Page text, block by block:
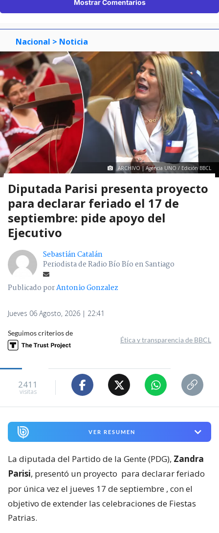
Mostrar Comentarios
Nacional > Noticia
ARCHIVO | Agencia UNO / Edición BBCL
Diputada Parisi presenta proyecto
para declarar feriado el 17 de
septiembre: pide apoyo del
Ejecutivo
Sebastián Catalán
Periodista de Radio Bío Bío en Santiago
Publicado porAntonio Gonzalez
Jueves 06 Agosto, 2026 | 22:41
Seguimos criterios de
Ética y transparencia de BBCL
2411
visitas
VER RESUMEN
La diputada del Partido de la Gente (PDG), Zandra
Parisi, presentó un proyecto para declarar feriado
por única vez el jueves 17 de septiembre , con el
objetivo de extender las celebraciones de Fiestas
Patrias.